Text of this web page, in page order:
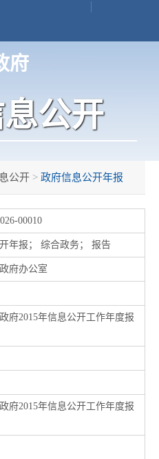
府
公开
公开 > 政府信息公开年报
00010
年报 ； 综合政务； 报告
府办公室
府2015年信息公开工作年度报
府2015年信息公开工作年度报